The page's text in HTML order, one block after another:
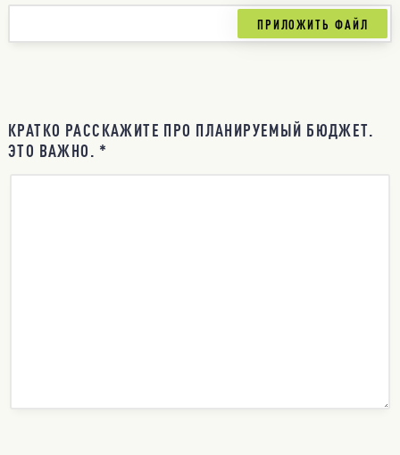
КРАТКО РАССКАЖИТЕ ПРО ПЛАНИРУЕМЫЙ БЮДЖЕТ.
ЭТО ВАЖНО. *